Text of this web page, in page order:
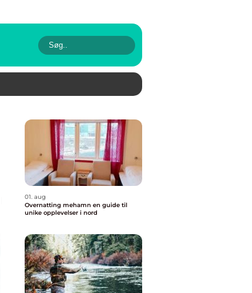
01. aug
Overnatting mehamn en guide til
unike opplevelser i nord